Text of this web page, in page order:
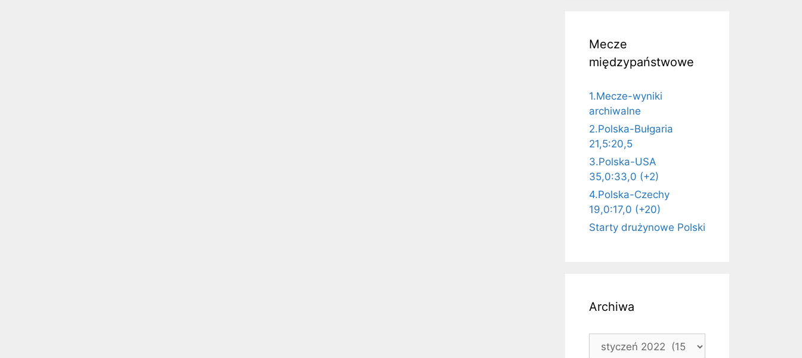
Mecze
międzypaństwowe
1.Mecze-wyniki
archiwalne
2.Polska-Bułgaria
21,5:20,5
3.Polska-USA
35,0:33,0 (+2)
4.Polska-Czechy
19,0:17,0 (+20)
Starty drużynowe Polski
Archiwa